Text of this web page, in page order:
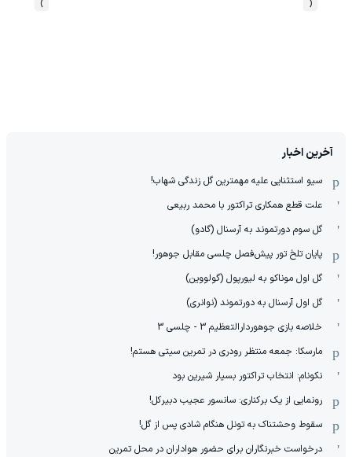
آخرین اخبار
سیو استثنایی علیه مهمترین گل زندگی شهاب!
علت قطع همکاری تراکتور با محمد ربیعی
گل سوم دورتموند به آرسنال (گادو)
پایان تلخ تور پیش‌فصل چلسی مقابل جوهور!
گل اول موناکو به لیورپول (گولووین)
گل اول آرسنال به دورتموند (نوانری)
خلاصه بازی جوهوردارالتعظیم 3 - چلسی 3
مارسکا: جمعه منتظر رودری در تمرین سیتی هستم!
نکونام: انتخاب تراکتور بسیار شیرین بود
رونمایی از یک برکناری: سانسور عجیب دبیرکل!
سقوط وحشتناک به تونل هنگام شادی پس از گل!
درخواست خبرنگاران برای حضور هواداران در محل تمرین